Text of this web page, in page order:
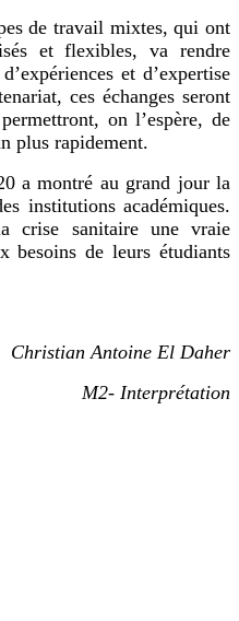
de travail mixtes, qui ont
et flexibles, va rendre
et d’expertise
ces échanges seront
on l’espère, de
plus rapidement.
a montré au grand jour la
institutions académiques.
crise sanitaire une vraie
besoins de leurs étudiants
Christian Antoine El Daher
M2- Interprétation